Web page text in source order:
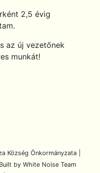
2,5 évig
az új vezetőnek
munkát!
Község Önkormányzata |
by White Noise Team